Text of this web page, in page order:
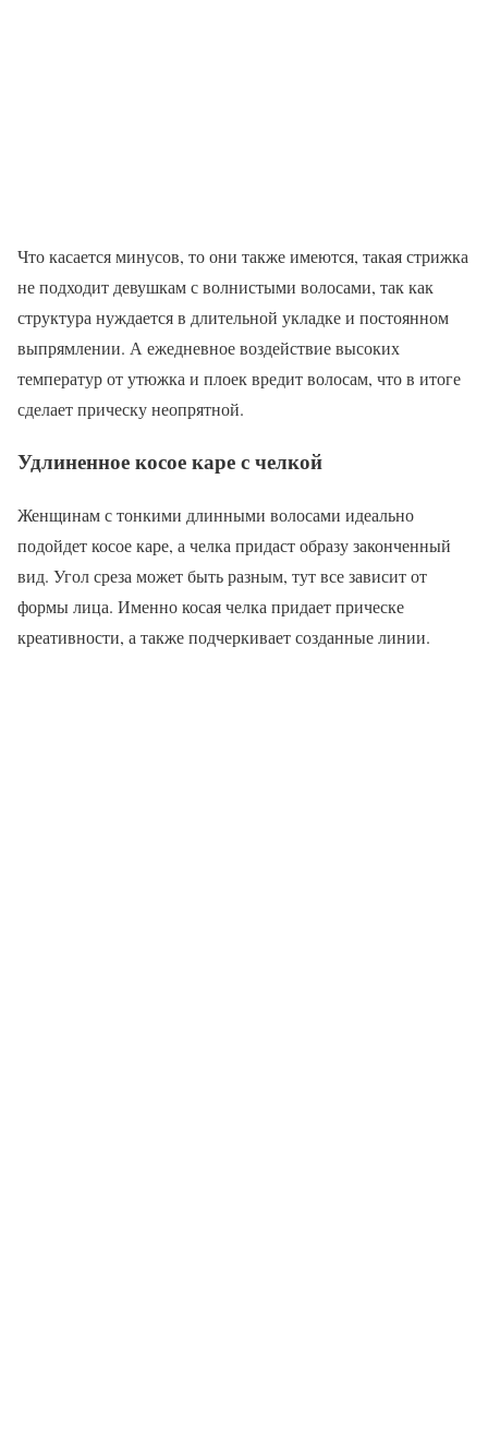
Что касается минусов, то они также имеются, такая стрижка
не подходит девушкам с волнистыми волосами, так как
структура нуждается в длительной укладке и постоянном
выпрямлении. А ежедневное воздействие высоких
температур от утюжка и плоек вредит волосам, что в итоге
сделает прическу неопрятной.
Удлиненное косое каре с челкой
Женщинам с тонкими длинными волосами идеально
подойдет косое каре, а челка придаст образу законченный
вид. Угол среза может быть разным, тут все зависит от
формы лица. Именно косая челка придает прическе
креативности, а также подчеркивает созданные линии.